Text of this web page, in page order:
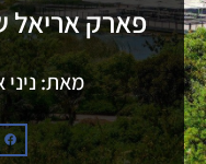
פארק אריאל
מאת: